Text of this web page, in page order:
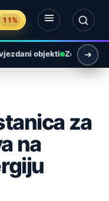
11%
objekti Zemlja i
za
na